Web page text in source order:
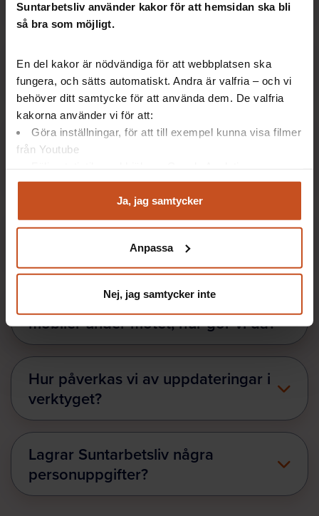
Suntarbetsliv använder kakor för att hemsidan ska bli
så bra som möjligt.
En del kakor är nödvändiga för att webbplatsen ska
fungera, och sätts automatiskt. Andra är valfria – och vi
behöver ditt samtycke för att använda dem. De valfria
kakorna använder vi för att:
Göra inställningar, för att till exempel kunna visa filmer
från Youtube
Analysera trafik för att kunna visa riktad information
Du kan när som helst återta ditt godkännande genom att
integritet@suntarbetsliv.se.
Ja, jag samtycker
Anpassa
Nej, jag samtycker inte
Jag har tappat bort aktivitetslänken
med vårt resultat? Hur gör jag?
Vi vill jobba med nya friskfaktorer
utifrån samma friskfaktorhjul. Går
Kan man skriva ut summeringen i
Gruppen har inte tillgång till egna
mobiler under mötet, hur gör vi då?
Hur påverkas vi av uppdateringar i
verktyget?
Lagrar Suntarbetsliv några
personuppgifter?